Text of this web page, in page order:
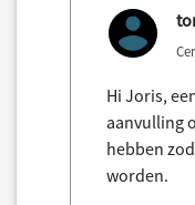
Hi Joris,
aanvulling
hebben
worden.